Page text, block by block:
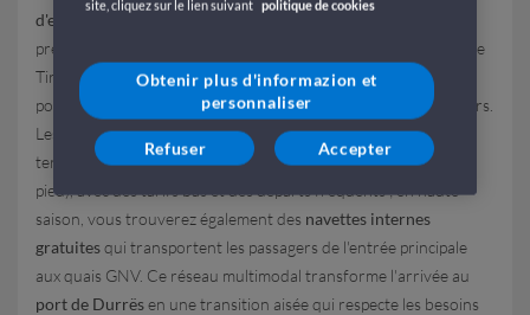
d'embarquement GNV
taxis
, nombreux et bon marché,
prennent en charge depuis les hôtels du centre ou l'aéroport de
Tirana (35-40 minutes de trajet), déposant directement à la
porte sans avoir à transporter de bagages sur de longs parcours.
Les
bus urbains et interurbains
s'arrêtent à proximité du
terminal, reliant Durrës aux gares ferroviaires (15 minutes à
pied), avec des tarifs bas et des départs fréquents ; en haute
saison, vous trouverez également des navettes internes
gratuitesqui transportent les passagers de l'entrée principale
aux quais GNV. Ce réseau multimodal transforme l'arrivée au
port de Durrësen une transition aisée qui respecte les besoins
site, cliquez sur le lien suivant politique de cookies
Obtenir plus d'informazion et
personnaliser
Refuser Accepter